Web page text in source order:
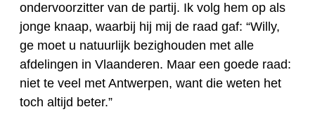
ondervoorzitter van de partij. Ik volg hem op als
jonge knaap, waarbij hij mij de raad gaf: “Willy,
ge moet u natuurlijk bezighouden met alle
afdelingen in Vlaanderen. Maar een goede raad:
niet te veel met Antwerpen, want die weten het
toch altijd beter.”